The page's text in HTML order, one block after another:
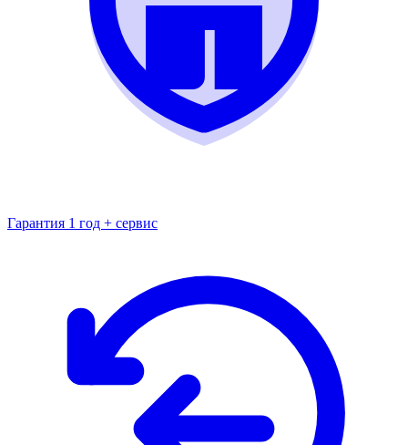
Гарантия 1 год + сервис